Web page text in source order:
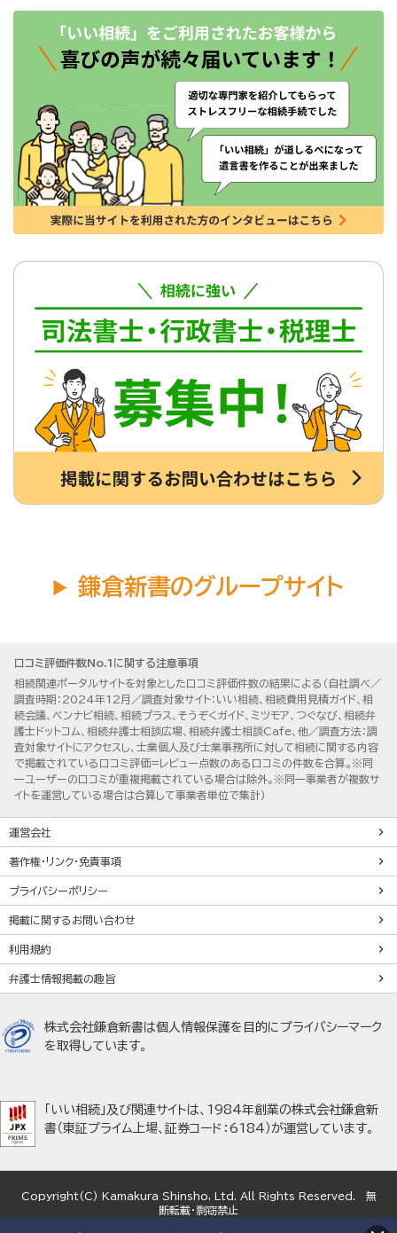
鎌倉新書のグループサイト
口コミ評価件数No.1に関する注意事項
相続関連ポータルサイトを対象とした口コミ評価件数の結果による（自社調べ／
調査時期：2024年12月／調査対象サイト：いい相続、相続費用見積ガイド、相
続会議、ベンナビ相続、相続プラス、そうぞくガイド、ミツモア、つぐなび、相続弁
護士ドットコム、相続弁護士相談広場、相続弁護士相談Cafe、他／調査方法：調
査対象サイトにアクセスし、士業個人及び士業事務所に対して相続に関する内容
で掲載されている口コミ評価=レビュー点数のある口コミの件数を合算。※同
一ユーザーの口コミが重複掲載されている場合は除外。※同一事業者が複数サ
イトを運営している場合は合算して事業者単位で集計）
運営会社
著作権・リンク・免責事項
プライバシーポリシー
掲載に関するお問い合わせ
利用規約
弁護士情報掲載の趣旨
株式会社鎌倉新書は個人情報保護を目的にプライバシーマーク
を取得しています。
「いい相続」及び関連サイトは、1984年創業の株式会社鎌倉新
書（東証プライム上場、証券コード：6184）が運営しています。
Copyright(C) Kamakura Shinsho, Ltd. All Rights Reserved. 無
断転載・剽窃禁止